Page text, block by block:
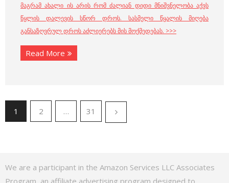
მაგრამ ახალი ის არის რომ ძალიან დიდი მნიშვნელობა აქვს
წყლის დალევის სწორ დროს. სასმელი წყალის მიღება
განსაზღვრულ დროს აძლიერებს მის მოქმედებას. >>>
Read More
1 2 … 31
We are a participant in the Amazon Services LLC Associates
Program, an affiliate advertising program designed to